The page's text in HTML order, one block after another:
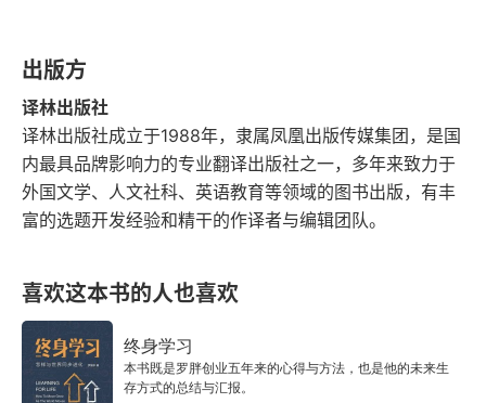
07 相公止爱钱，皇帝但吃酒
第八章 治隆唐宋
01 桃花扇底看前朝
02 杀了金圣叹
03 南京城里的柏林墙
04 两江总督大人
05 秦淮冬尽不堪观
出版方
译林出版社
译林出版社成立于1988年，隶属凤凰出版传媒集团，是国
内最具品牌影响力的专业翻译出版社之一，多年来致力于
外国文学、人文社科、英语教育等领域的图书出版，有丰
富的选题开发经验和精干的作译者与编辑团队。
喜欢这本书的人也喜欢
终身学习
本书既是罗胖创业五年来的心得与方法，也是他的未来生
存方式的总结与汇报。